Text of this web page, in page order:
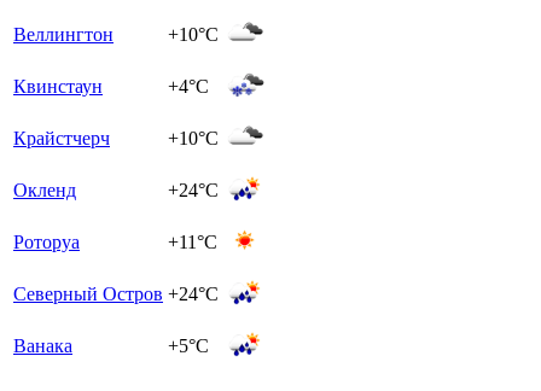
Веллингтон +10°C
Квинстаун +4°C
Крайстчерч +10°C
Окленд +24°C
Роторуа +11°C
Северный Остров +24°C
Ванака +5°C